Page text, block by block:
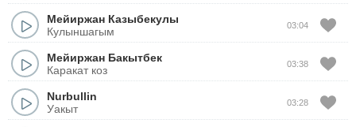
Мейиржан Казыбекулы
Кулыншагым
03:04
Мейиржан Бакытбек
Каракат коз
03:38
Nurbullin
Уакыт
03:28